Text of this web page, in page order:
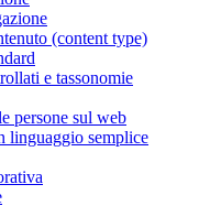
(content type)
e tassonomie
persone sul web
linguaggio semplice